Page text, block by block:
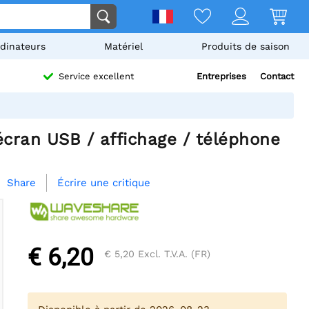
Matériel Produits de saison
Service excellent Entreprises Contact
USB / affichage / téléphone
Share Écrire une critique
€ 6,20 € 5,20 Excl. T.V.A. (FR)